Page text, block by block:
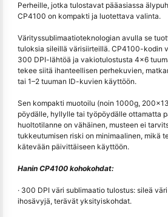
Perheille, jotka tulostavat pääasiassa
CP4100 on kompakti ja luotettava valinta.
Värityssublimaatioteknologian avulla se
tuloksia sileillä värisiirteillä. CP4100-kodin
300 DPI-lähtöä ja vakiotulostusta 4×6
tekee siitä ihanteellisen perhekuvien,
tai 1–2 tuuman ID-kuvien käyttöön.
Sen kompakti muotoilu (noin 1000g,
pöydälle, hyllylle tai työpöydälle ottamatta
huoltotilanne on vähäinen, musteen ei
tukkeutumisen riski on minimaalinen, mikä
kätevään päivittäiseen käyttöön.
Hanin CP4100 kohokohdat:
· 300 DPI väri sublimaatio tulostus: sileä
ihosävyjä, terävät yksityiskohdat.